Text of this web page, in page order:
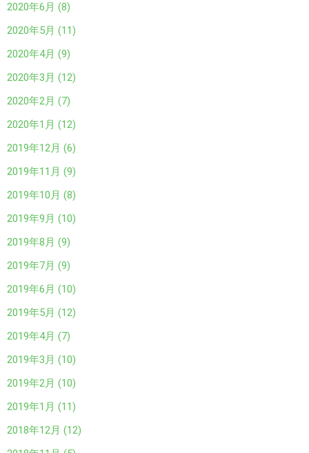
2020年6月 (8)
2020年5月 (11)
2020年4月 (9)
2020年3月 (12)
2020年2月 (7)
2020年1月 (12)
2019年12月 (6)
2019年11月 (9)
2019年10月 (8)
2019年9月 (10)
2019年8月 (9)
2019年7月 (9)
2019年6月 (10)
2019年5月 (12)
2019年4月 (7)
2019年3月 (10)
2019年2月 (10)
2019年1月 (11)
2018年12月 (12)